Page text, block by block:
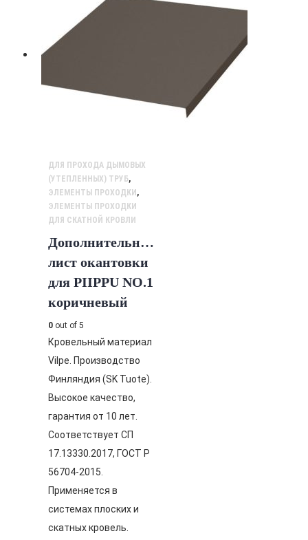
ДЛЯ ПРОХОДА ДЫМОВЫХ
(УТЕПЛЕННЫХ) ТРУБ,
ЭЛЕМЕНТЫ ПРОХОДКИ ,
ЭЛЕМЕНТЫ ПРОХОДКИ
ДЛЯ СКАТНОЙ КРОВЛИ
Дополнительный
лист окантовки
для PIIPPU NO.1
коричневый
0 out of 5
Кровельный материал
Vilpe. Производство
Финляндия (SK Tuote).
Высокое качество,
гарантия от 10 лет.
Соответствует СП
17.13330.2017, ГОСТ Р
56704-2015.
Применяется в
системах плоских и
скатных кровель.